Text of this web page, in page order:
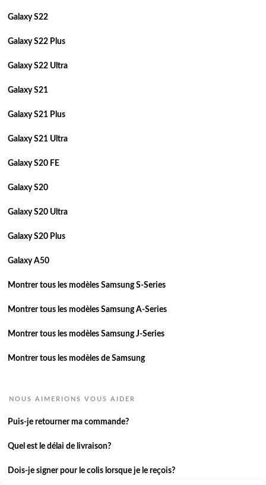
Galaxy S22
Galaxy S22 Plus
Galaxy S22 Ultra
Galaxy S21
Galaxy S21 Plus
Galaxy S21 Ultra
Galaxy S20 FE
Galaxy S20
Galaxy S20 Ultra
Galaxy S20 Plus
Galaxy A50
Montrer tous les modèles Samsung S-Series
Montrer tous les modèles Samsung A-Series
Montrer tous les modèles Samsung J-Series
Montrer tous les modèles de Samsung
NOUS AIMERIONS VOUS AIDER
Puis-je retourner ma commande?
Quel est le délai de livraison?
Dois-je signer pour le colis lorsque je le reçois?